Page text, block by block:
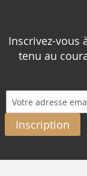
Inscrivez-vous
tenu au
Inscription